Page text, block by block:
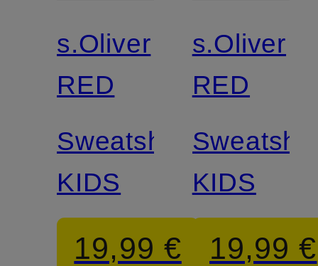
s.Oliver
RED
Sweatshirt
KIDS
19,99 €
s.Oliver
RED
KIDS
19,99 €